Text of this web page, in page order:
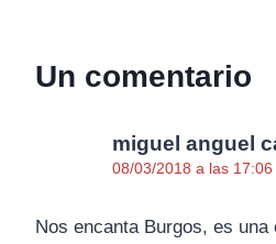
Un comentario
miguel anguel
08/03/2018 a las 17:06
Nos encanta Burgos, es